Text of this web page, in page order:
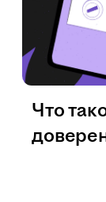
Что